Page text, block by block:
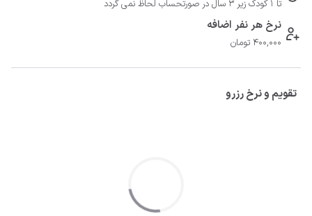
تا 1 کودک زیر 3 سال در صورتحساب لحاظ نمی گردد
نرخ هر نفر اضافه
400,000 تومان
تقویم و نرخ رزرو